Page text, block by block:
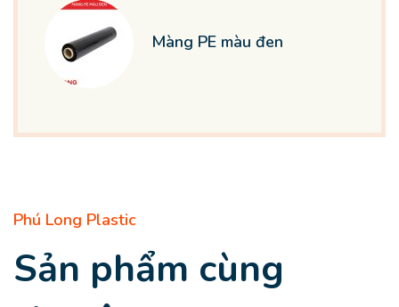
Màng PE màu đen
Phú Long Plastic
Sản phẩm cùng